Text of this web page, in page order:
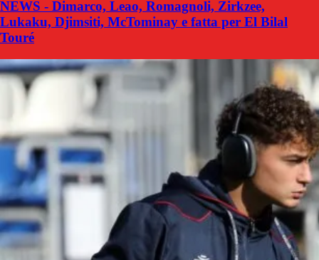
NEWS - Dimarco, Leao, Romagnoli, Zirkzee,
Lukaku, Djimsiti, McTominay e fatta per El Bilal
Touré